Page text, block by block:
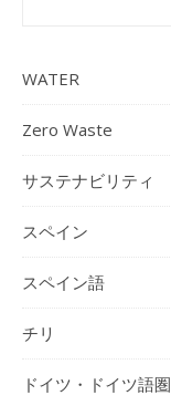
WATER
Zero Waste
サステナビリティ
スペイン
スペイン語
チリ
ドイツ・ドイツ語圏